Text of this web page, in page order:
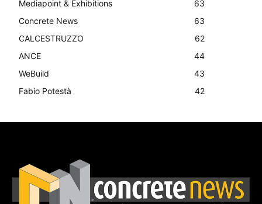
Mediapoint & Exhibitions
63
Concrete News
63
CALCESTRUZZO
62
ANCE
44
WeBuild
43
Fabio Potestà
42